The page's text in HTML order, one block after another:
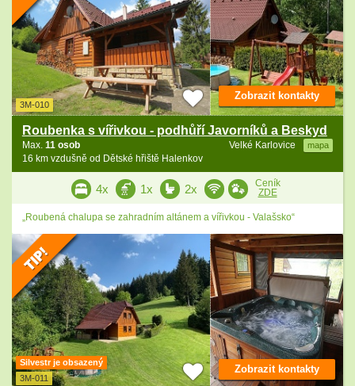
3M-010
Roubenka s vířivkou - podhůří Javorníků a Beskyd
Velké Karlovice mapa
Max. 11 osob
16 km vzdušně od Dětské hřiště Halenkov
Zobrazit kontakty
4x 1x 2x
Ceník
ZDE
„Roubená chalupa se zahradním altánem a vířivkou - Valašsko“
Silvestr je obsazený
3M-011
Zobrazit kontakty